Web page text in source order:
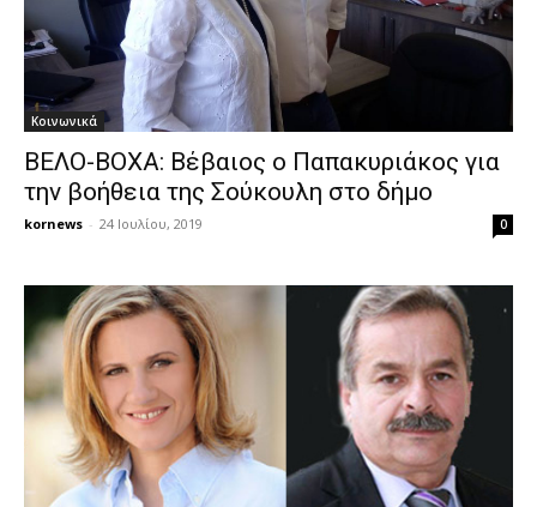
Κοινωνικά
ΒΕΛΟ-ΒΟΧΑ: Βέβαιος ο Παπακυριάκος για
την βοήθεια της Σούκουλη στο δήμο
kornews - 24 Ιουλίου, 2019 0